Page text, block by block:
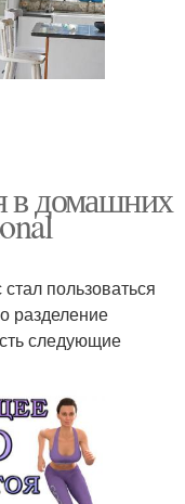
в домашних
пользоваться
разделение
следующие